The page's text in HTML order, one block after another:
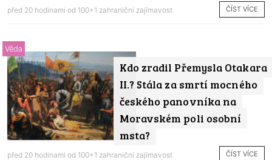
před 20 hodinami od 100+1 zahraniční zajímavost ČÍST VÍCE
Kdo zradil Přemysla Otakara
II.? Stála za smrtí mocného
českého panovníka na
Moravském poli osobní
msta?
Věda
před 20 hodinami od 100+1 zahraniční zajímavost ČÍST VÍCE